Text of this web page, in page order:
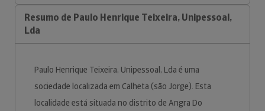
Resumo de Paulo Henrique Teixeira, Unipessoal,
Lda
Paulo Henrique Teixeira, Unipessoal, Lda é uma
sociedade localizada em Calheta (são Jorge). Esta
localidade está situada no distrito de Angra Do